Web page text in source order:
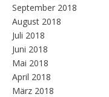
September 2018
August 2018
Juli 2018
Juni 2018
Mai 2018
April 2018
März 2018